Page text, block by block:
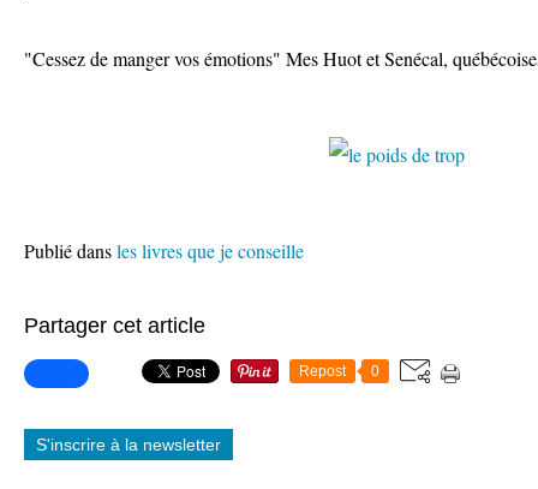
"Cessez de manger vos émotions" Mes Huot et Senécal,
Publié dansles livres que je conseille
Partager cet article
Repost 0
S'inscrire à la newsletter